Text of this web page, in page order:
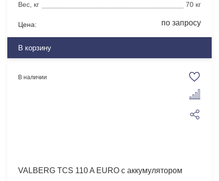
Вес, кг
70 кг
Цена: по запросу
В корзину
В наличии
VALBERG TCS 110 A EURO с аккумулятором